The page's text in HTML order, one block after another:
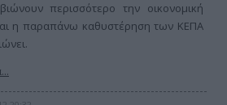
περισσότερο την οικονομική
η παραπάνω καθυστέρηση των ΚΕΠΑ